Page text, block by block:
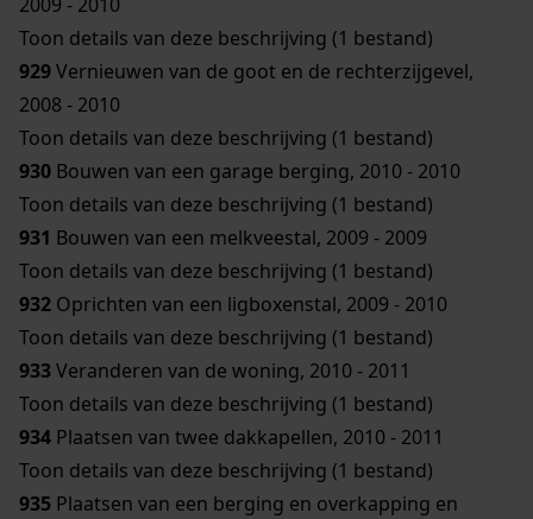
Toon details van deze beschrijving (1 bestand)
929Vernieuwen van de goot en de rechterzijgevel,
2008 - 2010
Toon details van deze beschrijving (1 bestand)
930 Bouwen van een garage berging, 2010 - 2010
Toon details van deze beschrijving (1 bestand)
931 Bouwen van een melkveestal, 2009 - 2009
Toon details van deze beschrijving (1 bestand)
932 Oprichten van een ligboxenstal, 2009 - 2010
Toon details van deze beschrijving (1 bestand)
933Veranderen van de woning, 2010 - 2011
Toon details van deze beschrijving (1 bestand)
934 Plaatsen van twee dakkapellen, 2010 - 2011
Toon details van deze beschrijving (1 bestand)
935 Plaatsen van een berging en overkapping en